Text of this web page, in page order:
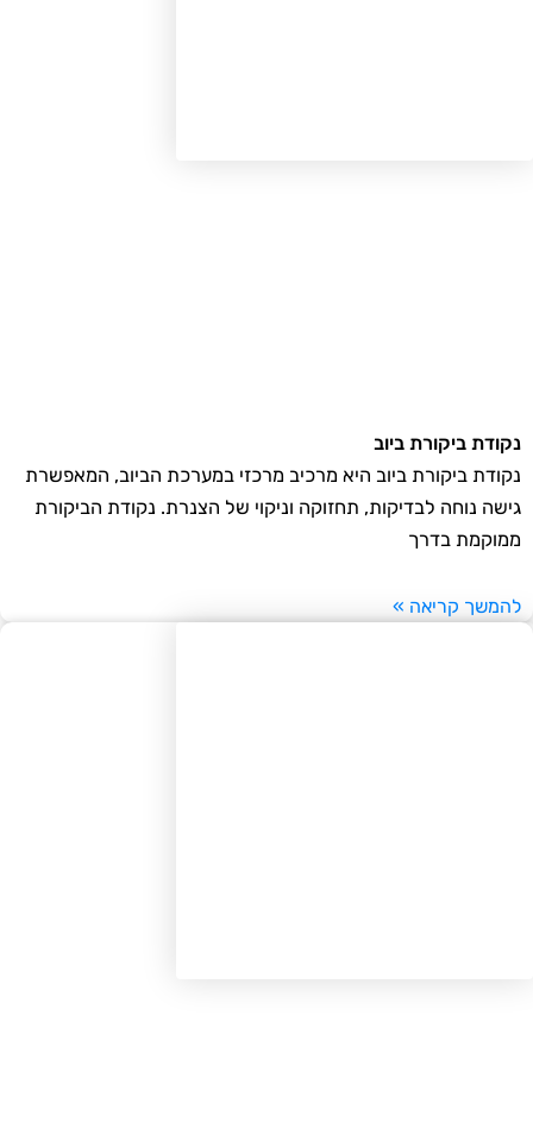
ביקורת ביוב
ביקורת ביוב היא מרכיב מרכזי במערכת הביוב, המאפשרת
נוחה לבדיקות, תחזוקה וניקוי של הצנרת. נקודת הביקורת
בדרך
קריאה »